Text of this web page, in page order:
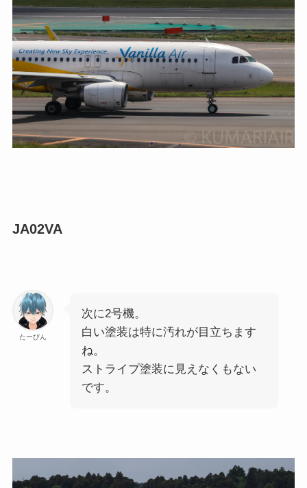
JA02VA
たーびん
次に2号機。
白い塗装は特に汚れが目立ちます
ね。
ストライプ塗装に見えなくもない
です。